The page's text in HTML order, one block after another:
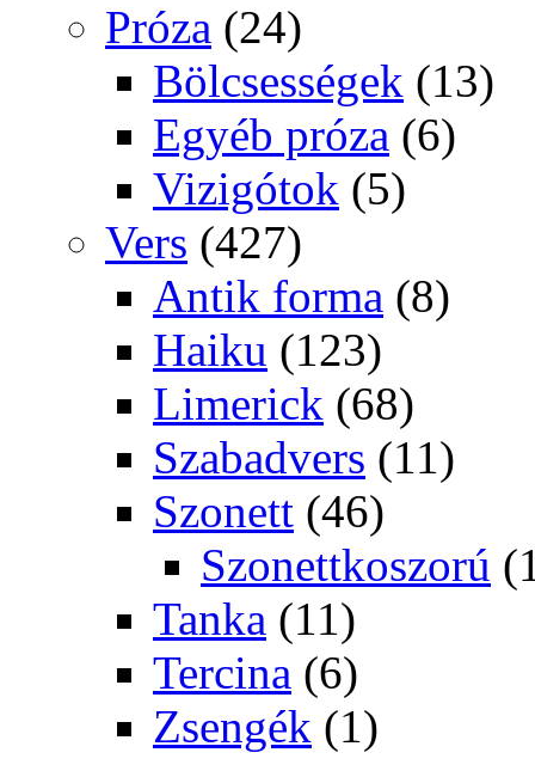
Próza (24)
Bölcsességek (13)
Egyéb próza (6)
Vizigótok (5)
Vers (427)
Antik forma (8)
Haiku (123)
Limerick (68)
Szabadvers (11)
Szonett (46)
Szonettkoszorú
Tanka (11)
Tercina (6)
Zsengék (1)